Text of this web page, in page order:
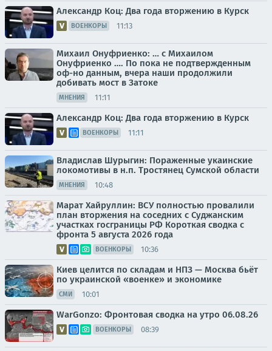
Александр Коц: Два года вторжению в Курск
ВОЕНКОРЫ 11:13
Михаил Онуфриенко: … с Михаилом
Онуфриенко …. По пока не подтвержденным
оф-но данным, вчера наши продолжили
добивать мост в Затоке
МНЕНИЯ 11:11
Александр Коц: Два года вторжению в Курск
ВОЕНКОРЫ 11:11
Владислав Шурыгин: Пораженные укаинские
локомотивы в н.п. Тростянец Сумской области
МНЕНИЯ 10:48
Марат Хайруллин: ВСУ полностью провалили
план вторжения на соседних с Суджанским
участках госграницы РФ Короткая сводка с
фронта 5 августа 2026 года
ВОЕНКОРЫ 10:36
Киев целится по складам и НПЗ — Москва бьёт
по украинской «военке» и экономике
СМИ 10:01
WarGonzo: Фронтовая сводка на утро 06.08.26
ВОЕНКОРЫ 08:39